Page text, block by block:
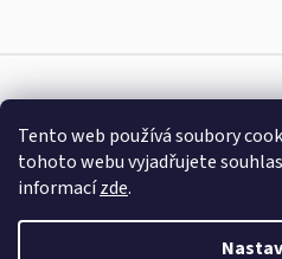
Tento web používá soubory
tohoto webu vyjadřujete
informacízde.
Nakodoval:
doplňky stravy.